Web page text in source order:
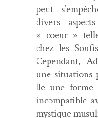
peut
divers
« coeur »
chez les
Cepen­dant,
une sit­u­a­tions
lle une forme
incom­pat­i­ble
mys­tique